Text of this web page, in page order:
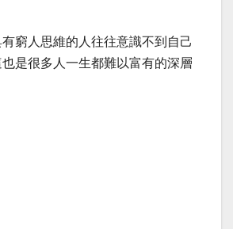
窮人思維的人往往意識不到自己
是很多人一生都難以富有的深層